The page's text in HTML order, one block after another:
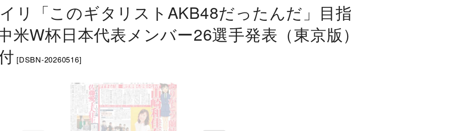
リ「このギタリストAKB48だったんだ」目指
米W杯日本代表メンバー26選手発表（東京版）
[DSBN-20260516]